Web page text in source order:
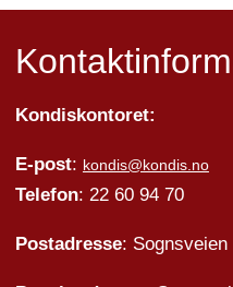
Kondiskontoret:
E-post: kondis@kondis.no
Telefon: 22 60 94 70
Postadresse: Sognsveien